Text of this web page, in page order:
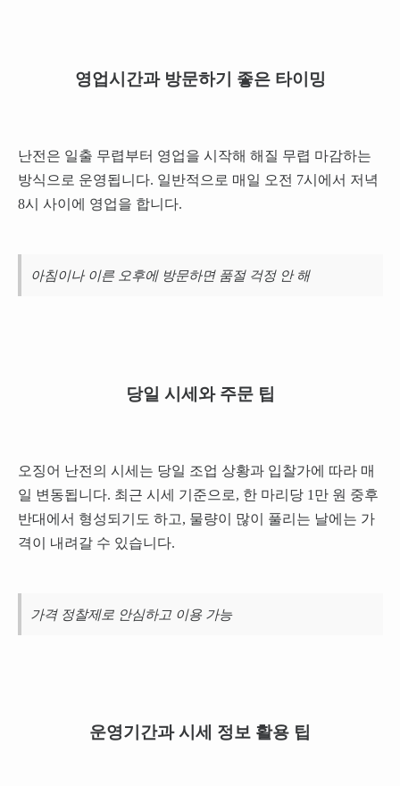
영업시간과 방문하기 좋은 타이밍
난전은 일출 무렵부터 영업을 시작해 해질 무렵 마감하는
방식으로 운영됩니다. 일반적으로 매일 오전 7시에서 저녁
8시 사이에 영업을 합니다.
아침이나 이른 오후에 방문하면 품절 걱정 안 해
당일 시세와 주문 팁
오징어 난전의 시세는 당일 조업 상황과 입찰가에 따라 매
일 변동됩니다. 최근 시세 기준으로, 한 마리당 1만 원 중후
반대에서 형성되기도 하고, 물량이 많이 풀리는 날에는 가
격이 내려갈 수 있습니다.
가격 정찰제로 안심하고 이용 가능
운영기간과 시세 정보 활용 팁